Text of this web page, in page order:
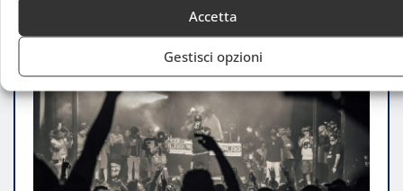
Accetta
Gestisci opzioni